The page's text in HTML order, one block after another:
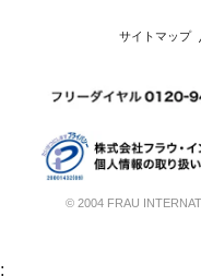
サイトマップ
© 2004 FRAU
;